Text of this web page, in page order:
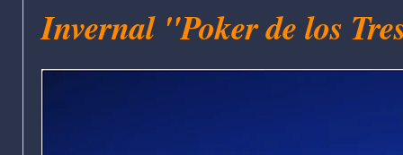
Invernal "Poker de los